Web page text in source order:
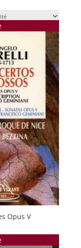
popularité
Opus V